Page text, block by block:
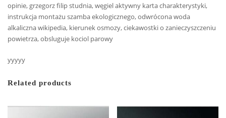
opinie, grzegorz filip studnia, węgiel aktywny karta charakterystyki,
instrukcja montażu szamba ekologicznego, odwrócona woda
alkaliczna wikipedia, kierunek osmozy, ciekawostki o zanieczyszczeniu
powietrza, obsluguje kociol parowy
yyyyy
Related products